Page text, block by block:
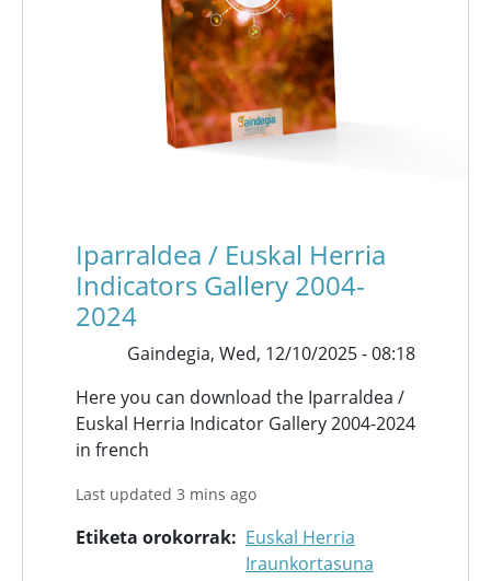
Iparraldea / Euskal Herria
Indicators Gallery 2004-
2024
Gaindegia, Wed, 12/10/2025 - 08:18
Here you can download the Iparraldea /
Euskal Herria Indicator Gallery 2004-2024
in french
Last updated 3 mins ago
Etiketa orokorrak
Euskal Herria
Iraunkortasuna